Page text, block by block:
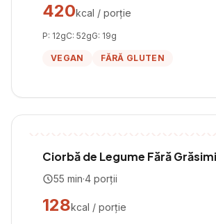
420kcal / porție
P: 12gC: 52gG: 19g
VEGAN FĂRĂ GLUTEN
Ciorbă de Legume Fără Grăsimi
55 min·4 porții
128kcal / porție